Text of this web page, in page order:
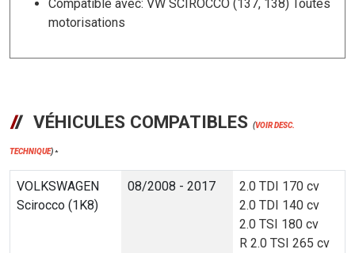
Compatible avec: VW SCIROCCO (137, 138) Toutes
motorisations
VÉHICULES COMPATIBLES (VOIR DESC.
TECHNIQUE) *
VOLKSWAGEN
Scirocco (1K8)
08/2008 - 2017
2.0 TDI 170 cv
2.0 TDI 140 cv
2.0 TSI 180 cv
R 2.0 TSI 265 cv